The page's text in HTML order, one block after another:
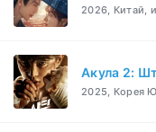
2026, Китай,
Акула 2:
2025, Корея